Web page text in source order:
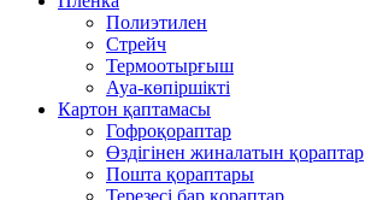
Полиэтилен
Стрейч
Термоотырғыш
Ауа-көпіршікті
Картон қаптамасы
Гофроқораптар
Өздігінен жиналатын қораптар
Пошта қораптары